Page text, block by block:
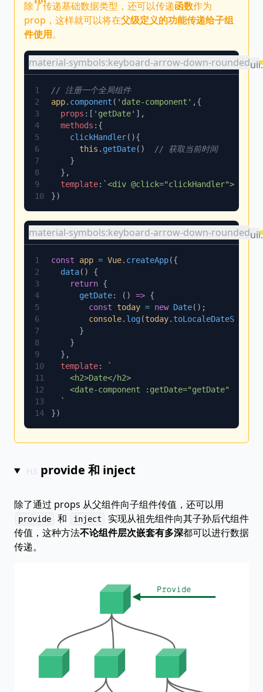
除了传递基础数据类型，还可以传递函数作为
prop，这样就可以将在父级定义的功能传递给子组
件使用。
material-symbols:keyboard-arrow-down-rounded
app. component ( 'date-component'
  props
:[ 'getDate'
  methods
    clickHandler
      this
. getDate()
  template
:
material-symbols:keyboard-arrow-down-rounded
const app = Vue. createApp
  data
    return
      getDate
: () =>
        const
today = new Date
        console
. log(today. toLocaleDateString
  template
:
provide 和 inject
除了通过 props 从父组件向子组件传值，还可以用
provide 和 inject
实现从祖先组件向其子孙后代组件
传值，这种方法不论组件层次嵌套有多深都可以进行数据
传递。